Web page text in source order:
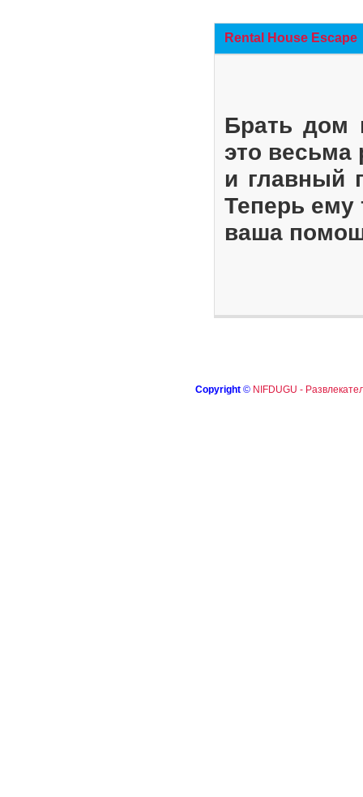
Rental House Escape
Брать дом
это весьма
и главный
Теперь ему
ваша
Copyright © NIFDUGU -